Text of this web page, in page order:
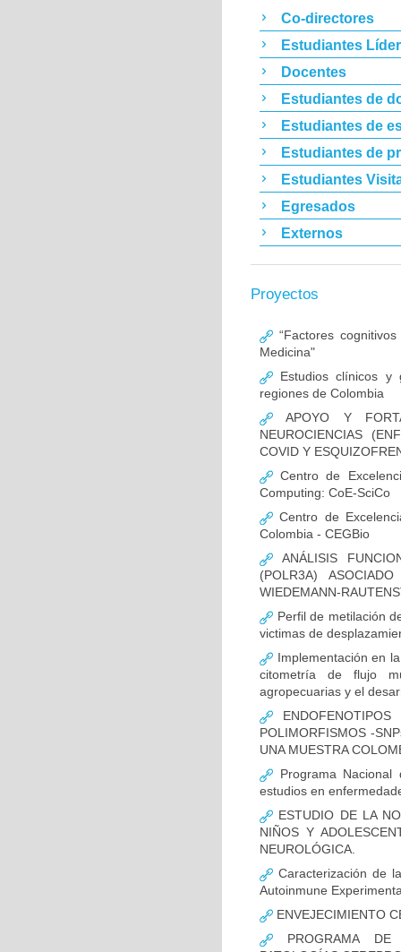
Co-directores
Estudiantes
Docentes
Estudiantes de
Estudiantes de
Estudiantes de
Estudiantes
Egresados
Externos
Proyectos
“Factores
Medicina"
Estudios clínicos y
regiones de Colombia
APOYO Y
NEUROCIENCIAS
COVID Y
Centro de
Computing: CoE-SciCo
Centro de
Colombia - CEGBio
ANÁLISIS
(POLR3A)
WIEDEMANN-
Perfil de metilación
victimas de
Implementación en
citometría de flujo
agropecuarias y el
POLIMORFISMOS -
UNA MUESTRA
Programa Nacional
estudios en
ESTUDIO DE LA
NIÑOS Y
NEUROLÓGICA.
Caracterización de
Autoinmune
ENVEJECIMIENTO
PROGRAMA DE